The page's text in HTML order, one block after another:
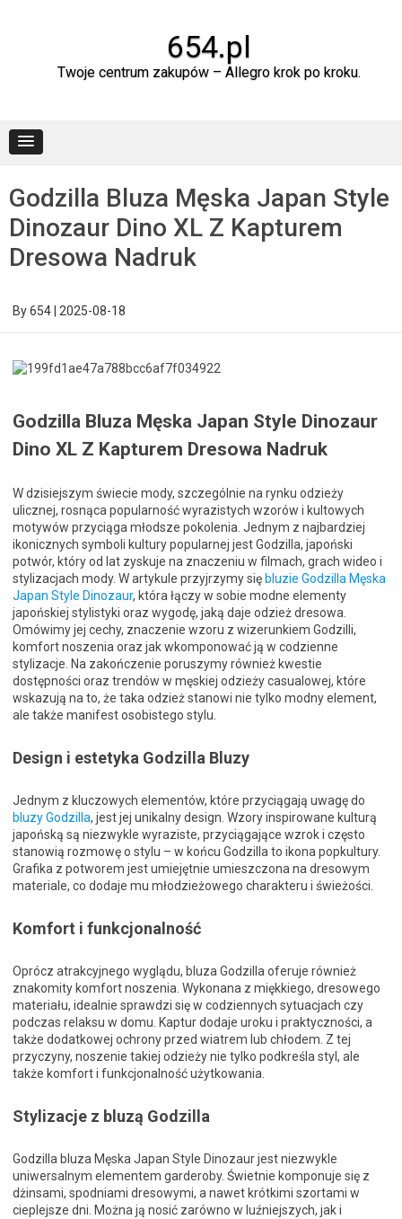
654.pl
Twoje centrum zakupów – Allegro krok po kroku.
Godzilla Bluza Męska Japan Style
Dinozaur Dino XL Z Kapturem
Dresowa Nadruk
By654 2025-08-18
Godzilla Bluza Męska Japan Style Dinozaur
Dino XL Z Kapturem Dresowa Nadruk
W dzisiejszym świecie mody, szczególnie na rynku odzieży
ulicznej, rosnąca popularność wyrazistych wzorów i kultowych
motywów przyciąga młodsze pokolenia. Jednym z najbardziej
ikonicznych symboli kultury popularnej jest Godzilla, japoński
potwór, który od lat zyskuje na znaczeniu w filmach, grach wideo i
stylizacjach mody. W artykule przyjrzymy się bluzie Godzilla Męska
Japan Style Dinozaur, która łączy w sobie modne elementy
japońskiej stylistyki oraz wygodę, jaką daje odzież dresowa.
Omówimy jej cechy, znaczenie wzoru z wizerunkiem Godzilli,
komfort noszenia oraz jak wkomponować ją w codzienne
stylizacje. Na zakończenie poruszymy również kwestie
dostępności oraz trendów w męskiej odzieży casualowej, które
wskazują na to, że taka odzież stanowi nie tylko modny element,
ale także manifest osobistego stylu.
Design i estetyka Godzilla Bluzy
Jednym z kluczowych elementów, które przyciągają uwagę do
bluzy Godzilla, jest jej unikalny design. Wzory inspirowane kulturą
japońską są niezwykle wyraziste, przyciągające wzrok i często
stanowią rozmowę o stylu – w końcu Godzilla to ikona popkultury.
Grafika z potworem jest umiejętnie umieszczona na dresowym
materiale, co dodaje mu młodzieżowego charakteru i świeżości.
Komfort i funkcjonalność
Oprócz atrakcyjnego wyglądu, bluza Godzilla oferuje również
znakomity komfort noszenia. Wykonana z miękkiego, dresowego
materiału, idealnie sprawdzi się w codziennych sytuacjach czy
podczas relaksu w domu. Kaptur dodaje uroku i praktyczności, a
także dodatkowej ochrony przed wiatrem lub chłodem. Z tej
przyczyny, noszenie takiej odzieży nie tylko podkreśla styl, ale
także komfort i funkcjonalność użytkowania.
Stylizacje z bluzą Godzilla
Godzilla bluza Męska Japan Style Dinozaur jest niezwykle
uniwersalnym elementem garderoby. Świetnie komponuje się z
dżinsami, spodniami dresowymi, a nawet krótkimi szortami w
cieplejsze dni. Można ją nosić zarówno w luźniejszych, jak i